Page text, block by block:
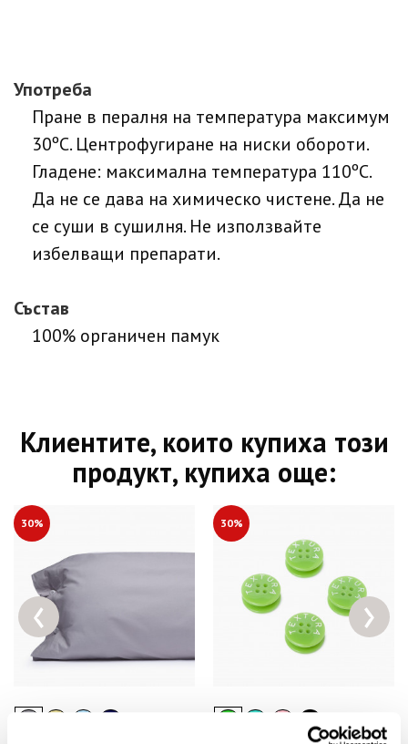
Употреба
Пране в пералня на температура максимум
30ºC. Центрофугиране на ниски обороти.
Гладене: максимална температура 110ºC.
Да не се дава на химическо чистене. Да не
се суши в сушилня. Не използвайте
избелващи препарати.
Състав
100% органичен памук
Клиентите, които купиха този
продукт, купиха още:
30% 30%
‹ ›